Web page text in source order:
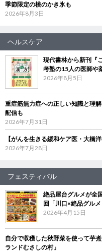
季節限定の桃のかき氷も
2026年8月3日
ヘルスケア
現代書林から新刊『
考塾の15人の医師や
2026年8月5日
重症筋無力症への正しい知識と理
配信も
2026年7月31日
【がんを生きる緩和ケア医・大橋
2026年7月28日
フェスティバル
絶品屋台グルメが全
回「川口×絶品グル
2026年4月15日
自分で収穫した秋野菜を使って芋
ランドむさしの村」